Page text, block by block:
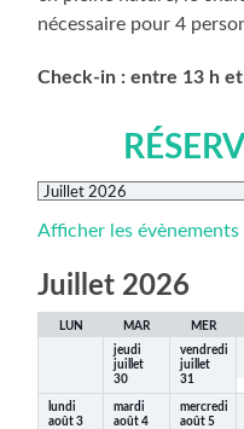
nécessaire pour 4
Check-in : entre 13 h
Sélection
mois
Afficher les évènements
Juillet 2026
LUN MAR MER
jeudi
juillet
30
vendredi
juillet
31
lundi
août 3
mardi
août 4
mercredi
août 5